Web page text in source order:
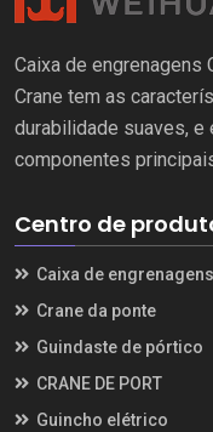
Caixa de engrenagens
Crane tem as
durabilidade suaves, e
componentes
Centro de
Caixa de
Crane da ponte
Guindaste de pórtico
CRANE DE PORT
Guincho elétrico